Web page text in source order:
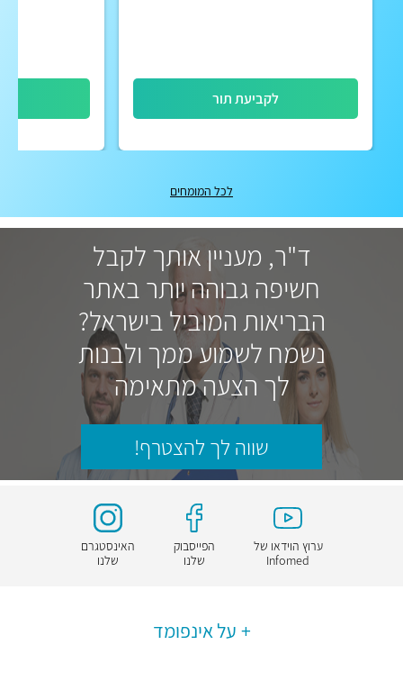
לקביעת תור
לכל המומחים
ד"ר, מעניין אותך לקבל
חשיפה גבוהה יותר באתר
הבריאות המוביל בישראל?
נשמח לשמוע ממך ולבנות
לך הצעה מתאימה
שווה לך להצטרף!
ערוץ הוידאו של
Infomed
הפייסבוק
שלנו
האינסטגרם
שלנו
על אינפומד